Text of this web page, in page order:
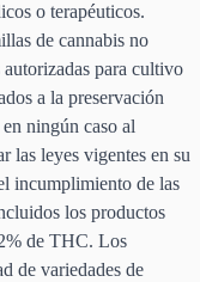
o terapéuticos.
de cannabis no
para cultivo
a la preservación
ningún caso al
las leyes vigentes en su
incumplimiento de las
los productos
de THC. Los
de variedades de